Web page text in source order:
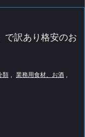
で訳あり格安のお
類 , 業務用食材、お酒 ,